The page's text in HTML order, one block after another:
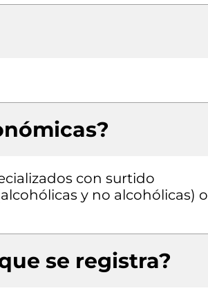
con surtido
y no alcohólicas) o
se registra?